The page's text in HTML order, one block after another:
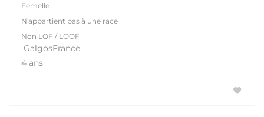
Femelle
N'appartient pas à une race
Non LOF / LOOF
GalgosFrance
4 ans